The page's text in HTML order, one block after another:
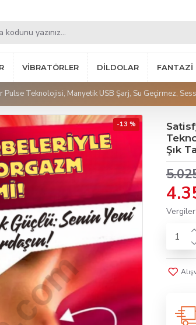
VIBRATÖRLER DILDOLAR FANTAZI
Pulse Teknolojisi, Manyetik USB Şarj, Su Geçirmez,
-13 %
Şık